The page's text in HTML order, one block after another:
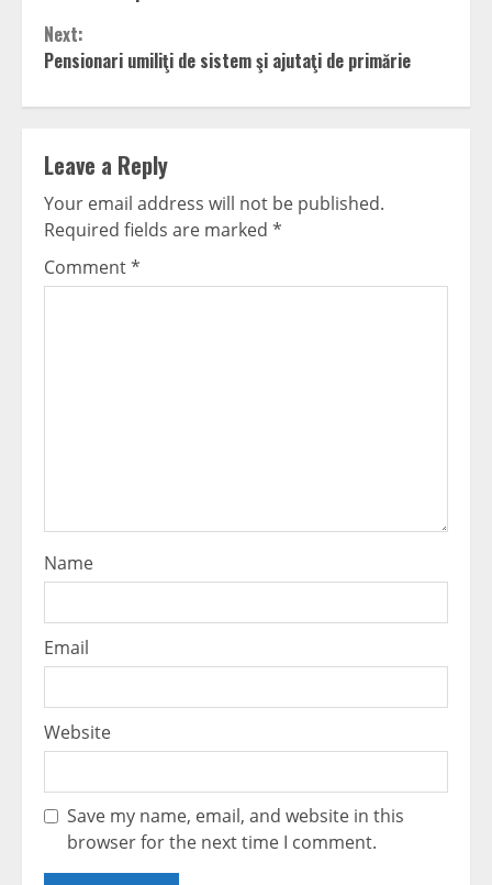
Reading
Next:
Pensionari umiliţi de sistem şi ajutaţi de primărie
Leave a Reply
Your email address will not be published.
Required fields are marked *
Comment*
Name
Email
Website
Save my name, email, and website in this
browser for the next time I comment.